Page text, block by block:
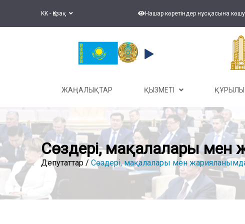
KK - Қазақ Нашар көретіндер нұсқасына көшу
ЖАҢАЛЫҚТАР ҚЫЗМЕТІ
Сөздері, мақалалары
Депутаттар / Сөздері, мақалалары мен